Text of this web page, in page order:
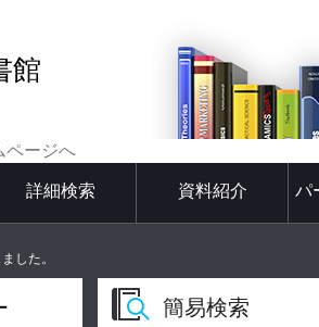
館
ページへ
詳細検索 資料紹介 パ
した。
簡易検索